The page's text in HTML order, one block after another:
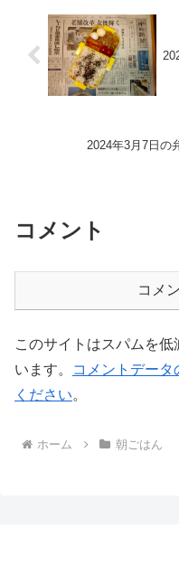
2024年3月7日の
コメント
コメ
このサイトはスパムを
います。
コメントデー
ください。
ホーム 朝ごはん